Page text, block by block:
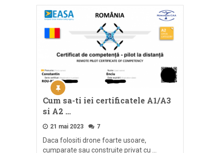
Cum sa-ti iei certificatele A1/A3
si A2 …
21 mai 2023 7
Daca folositi drone foarte usoare,
cumparate sau construite privat cu …